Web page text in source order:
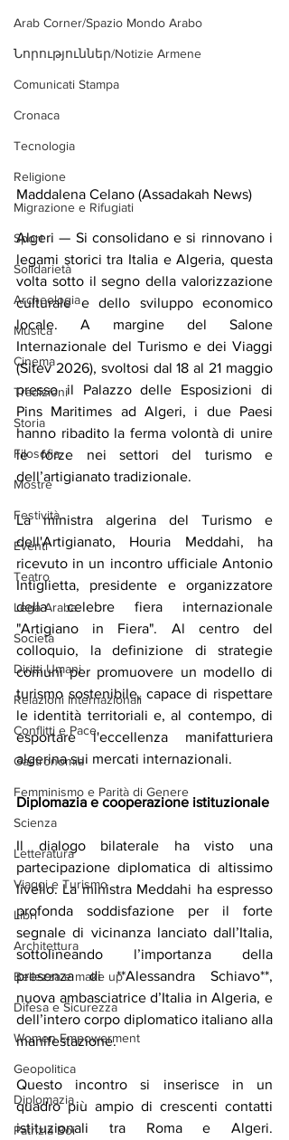
Arab Corner/Spazio Mondo Arabo
Նորություններ/Notizie Armene
Comunicati Stampa
Cronaca
Tecnologia
Religione
Migrazione e Rifugiati
Sport
Solidarietà
Archeologia
Musica
Cinema
Tradizioni
Storia
Filosofia
Mostre
Festività
Eventi
Teatro
Lega Araba
Società
Diritti Umani
Relazioni Internazionali
Conflitti e Pace
Gastronomia
Femminismo e Parità di Genere
Scienza
Letteratura
Viaggi e Turismo
Libri
Architettura
Bellezza e make up
Difesa e Sicurezza
Women Empowerment
Geopolitica
Diplomazia
Patrizia Boi
Maddalena Celano (Assadakah News)
Algeri — Si consolidano e si rinnovano i
legami storici tra Italia e Algeria, questa
volta sotto il segno della valorizzazione
culturale e dello sviluppo economico
locale. A margine del Salone
Internazionale del Turismo e dei Viaggi
(Sitev 2026), svoltosi dal 18 al 21 maggio
presso il Palazzo delle Esposizioni di
Pins Maritimes ad Algeri, i due Paesi
hanno ribadito la ferma volontà di unire
le forze nei settori del turismo e
dell’artigianato tradizionale.
La ministra algerina del Turismo e
dell'Artigianato, Houria Meddahi, ha
ricevuto in un incontro ufficiale Antonio
Intiglietta, presidente e organizzatore
della celebre fiera internazionale
"Artigiano in Fiera". Al centro del
colloquio, la definizione di strategie
comuni per promuovere un modello di
turismo sostenibile, capace di rispettare
le identità territoriali e, al contempo, di
esportare l'eccellenza manifatturiera
algerina sui mercati internazionali.
Diplomazia e cooperazione istituzionale
Il dialogo bilaterale ha visto una
partecipazione diplomatica di altissimo
livello. La ministra Meddahi ha espresso
profonda soddisfazione per il forte
segnale di vicinanza lanciato dall’Italia,
sottolineando l’importanza della
presenza di **Alessandra Schiavo**,
nuova ambasciatrice d’Italia in Algeria, e
dell’intero corpo diplomatico italiano alla
manifestazione.
Questo incontro si inserisce in un
quadro più ampio di crescenti contatti
istituzionali tra Roma e Algeri.